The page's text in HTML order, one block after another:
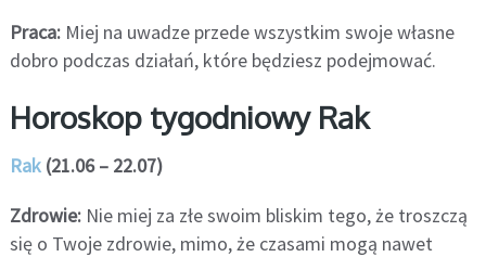
Praca:Miej na uwadze przede wszystkim swoje własne
dobro podczas działań, które będziesz podejmować.
Horoskop tygodniowy Rak
Rak(21.06 – 22.07)
Zdrowie:Nie miej za złe swoim bliskim tego, że troszczą
się o Twoje zdrowie, mimo, że czasami mogą nawet